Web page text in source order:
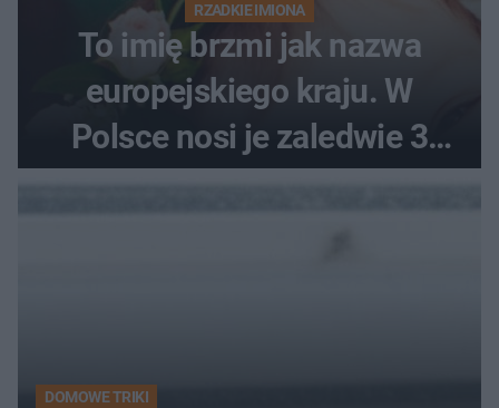
RZADKIE IMIONA
To imię brzmi jak nazwa
europejskiego kraju. W
Polsce nosi je zaledwie 3
DOMOWE TRIKI